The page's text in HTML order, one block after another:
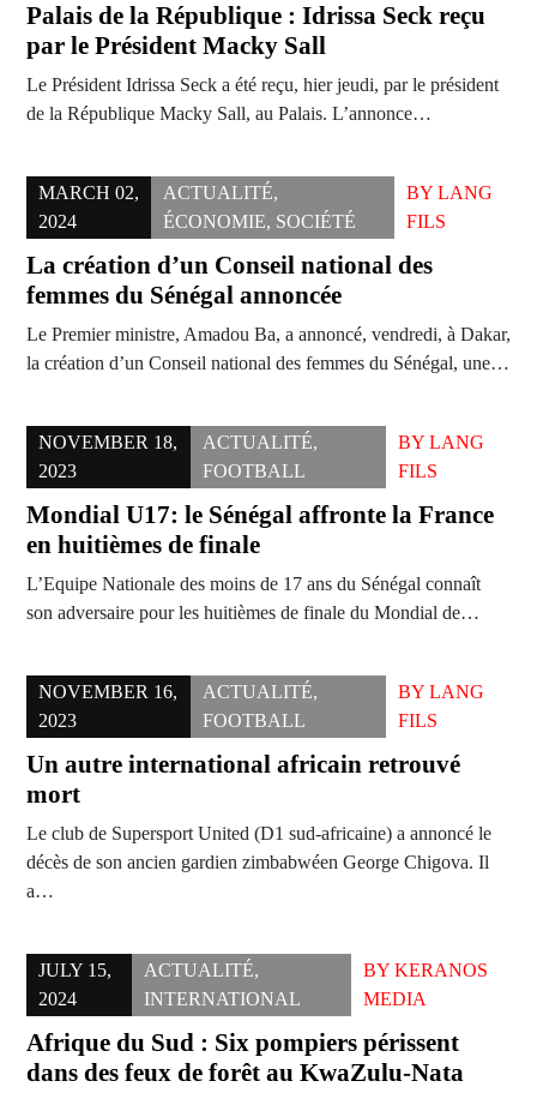
Palais de la République : Idrissa Seck reçu
par le Président Macky Sall
Le Président Idrissa Seck a été reçu, hier jeudi, par le président
de la République Macky Sall, au Palais. L’annonce…
MARCH 02,
2024
ACTUALITÉ,
ÉCONOMIE, SOCIÉTÉ
BYLANG
FILS
La création d’un Conseil national des
femmes du Sénégal annoncée
Le Premier ministre, Amadou Ba, a annoncé, vendredi, à Dakar,
la création d’un Conseil national des femmes du Sénégal, une…
NOVEMBER 18,
2023
ACTUALITÉ,
FOOTBALL
BYLANG
FILS
Mondial U17: le Sénégal affronte la France
en huitièmes de finale
L’Equipe Nationale des moins de 17 ans du Sénégal connaît
son adversaire pour les huitièmes de finale du Mondial de…
NOVEMBER 16,
2023
ACTUALITÉ,
FOOTBALL
BYLANG
FILS
Un autre international africain retrouvé
mort
Le club de Supersport United (D1 sud-africaine) a annoncé le
décès de son ancien gardien zimbabwéen George Chigova. Il
a…
JULY 15,
2024
ACTUALITÉ,
INTERNATIONAL
BY KERANOS
MEDIA
Afrique du Sud : Six pompiers périssent
dans des feux de forêt au KwaZulu-Nata